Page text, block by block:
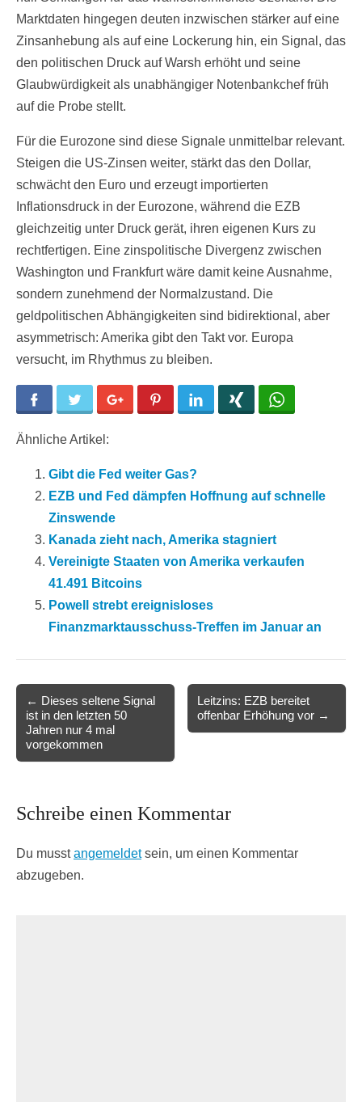
Marktdaten hingegen deuten inzwischen stärker auf eine
Zinsanhebung als auf eine Lockerung hin, ein Signal, das
den politischen Druck auf Warsh erhöht und seine
Glaubwürdigkeit als unabhängiger Notenbankchef früh
auf die Probe stellt.
Für die Eurozone sind diese Signale unmittelbar relevant.
Steigen die US-Zinsen weiter, stärkt das den Dollar,
schwächt den Euro und erzeugt importierten
Inflationsdruck in der Eurozone, während die EZB
gleichzeitig unter Druck gerät, ihren eigenen Kurs zu
rechtfertigen. Eine zinspolitische Divergenz zwischen
Washington und Frankfurt wäre damit keine Ausnahme,
sondern zunehmend der Normalzustand. Die
geldpolitischen Abhängigkeiten sind bidirektional, aber
asymmetrisch: Amerika gibt den Takt vor. Europa
versucht, im Rhythmus zu bleiben.
Facebook Twitter Google+ Pinterest LinkedIn
Ähnliche Artikel:
Gibt die Fed weiter Gas?
EZB und Fed dämpfen Hoffnung auf schnelle
Zinswende
Kanada zieht nach, Amerika stagniert
Vereinigte Staaten von Amerika verkaufen
41.491 Bitcoins
Powell strebt ereignisloses
Finanzmarktausschuss-Treffen im Januar an
navigation
← Dieses seltene Signal
ist in den letzten 50
Jahren nur 4 mal
vorgekommen
Leitzins: EZB bereitet
offenbar Erhöhung vor →
Schreibe einen Kommentar
Du musstangemeldetsein, um einen Kommentar
abzugeben.